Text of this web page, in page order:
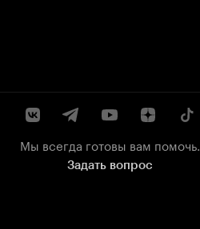
Мы всегда готовы вам помочь.
Задать вопрос